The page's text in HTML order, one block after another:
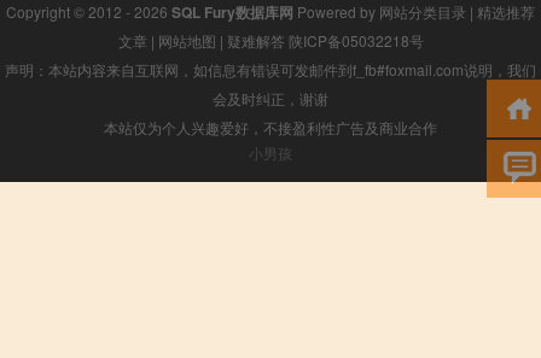
Copyright © 2012 - 2026 SQL Fury数据库网 Powered by 网站分类目录 | 精选推荐
文章 | 网站地图 | 疑难解答 陕ICP备05032218号
声明：本站内容来自互联网，如信息有错误可发邮件到f_fb#foxmail.com说明，我们
会及时纠正，谢谢
本站仅为个人兴趣爱好，不接盈利性广告及商业合作
小男孩